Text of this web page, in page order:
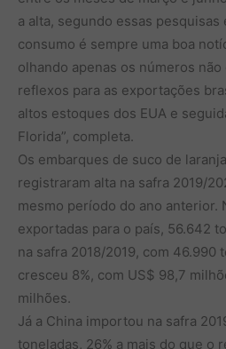
a alta, segundo essas pesquisas
consumo é sempre uma boa
olhando apenas os números
reflexos para as exportações
altos estoques dos EUA e
Florida”, completa.
Os embarques de suco de
registraram alta na safra 2019/
mesmo período do ano anterior.
exportadas para o país, 56.642
na safra 2018/2019, com 46.990
cresceu 8%, com US$ 98,7
milhões.
Já a China importou na safra
toneladas, 26% a mais do que o